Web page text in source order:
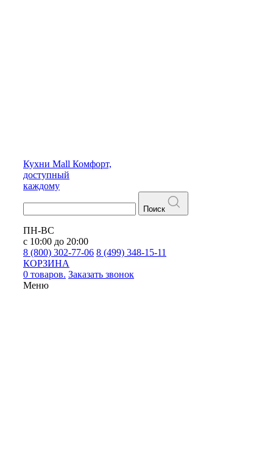
Кухни Mall Комфорт,
доступный
каждому
Поиск
ПН-ВС
с 10:00 до 20:00
8 (800) 302-77-06 8 (499) 348-15-11
КОРЗИНА
0 товаров. Заказать звонок
Меню